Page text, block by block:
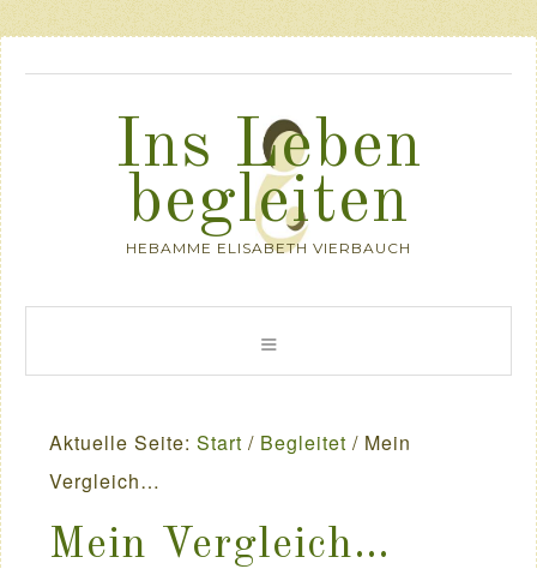
Ins Leben
begleiten
HEBAMME ELISABETH VIERBAUCH
Aktuelle Seite:Start / Begleitet / Mein
Vergleich…
Mein Vergleich…